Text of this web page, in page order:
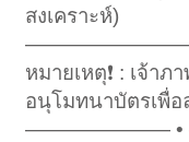
สงเคราะห์)
หมายเหตุ❗ : เจ้า
อนุโมทนาบัตรเพื่
———————